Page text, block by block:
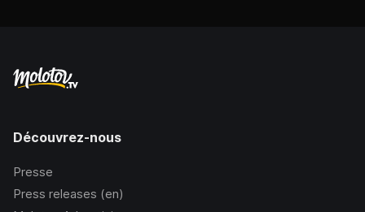
Découvrez-nous
Presse
Press releases (en)